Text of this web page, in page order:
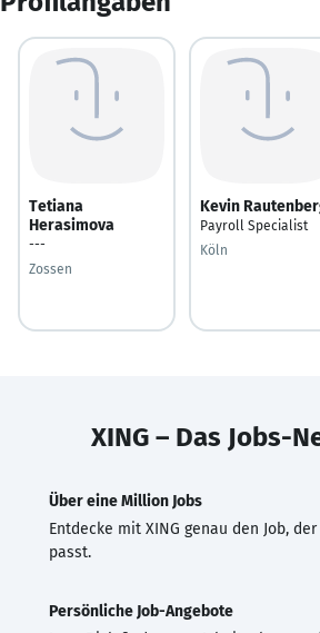
Tetiana
Herasimova
---
Zossen
Kevin
Payroll Specialist
Köln
XING – Das Jobs-
Über eine Million Jobs
Entdecke mit XING genau den Job,
passt.
Persönliche Job-Angebote